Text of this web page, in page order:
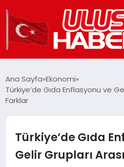
DÜNYA
Ana Sayfa Ekonomi
Türkiye’de Gıda Enflasyonu ve
Farklar
Türkiye’de Gıda
Gelir Grupları